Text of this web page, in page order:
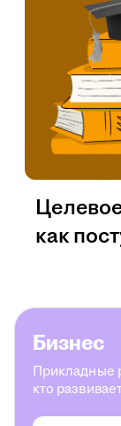
как
Бизнес
Прикладные
кто